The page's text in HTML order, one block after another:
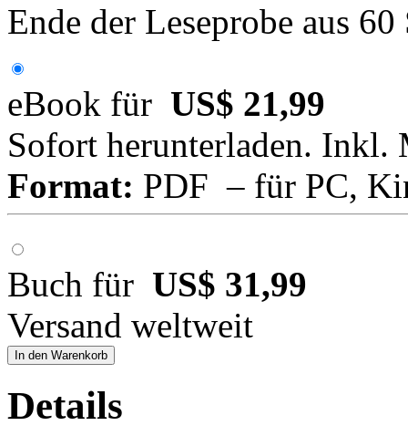
Ende der Leseprobe aus
eBook für US$ 21,99
Sofort herunterladen. Inkl.
Format: PDF – für PC,
Buch für US$ 31,99
Versand weltweit
In den Warenkorb
Details